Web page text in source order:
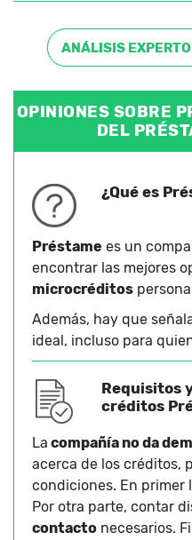
ANÁLISIS EXPERTO
OPINIONES SOBRE
DEL
¿Qué es
Préstame es un
encontrar las mejores
microcréditos
Además, hay que
ideal, incluso para
Requisitos
créditos
La compañía no da
acerca de los créditos,
condiciones. En primer
Por otra parte, contar
contacto necesarios.